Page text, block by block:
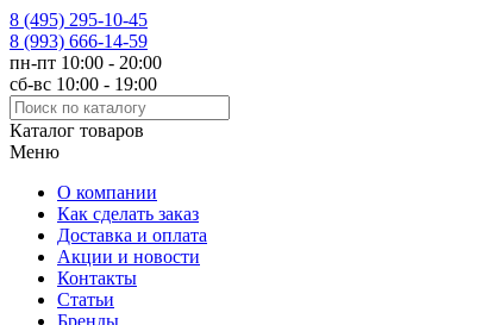
8 (495) 295-10-45
8 (993) 666-14-59
пн-пт 10:00 - 20:00
сб-вс 10:00 - 19:00
Каталог товаров
Меню
О компании
Как сделать заказ
Доставка и оплата
Акции и новости
Контакты
Статьи
Бренды